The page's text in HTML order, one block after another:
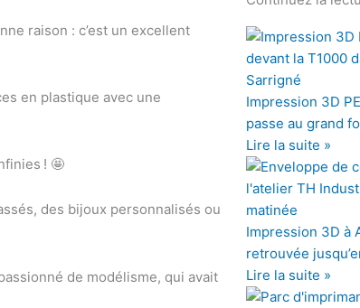
raison : c’est un excellent
en plastique avec une
! 🤩
des bijoux personnalisés ou
de modélisme, qui avait
c
e
b
o
o
k
i
t
t
e
r
Impression 3D
passe au grand
Lire la suite »
Impression 3D à
retrouvée
Lire la suite »